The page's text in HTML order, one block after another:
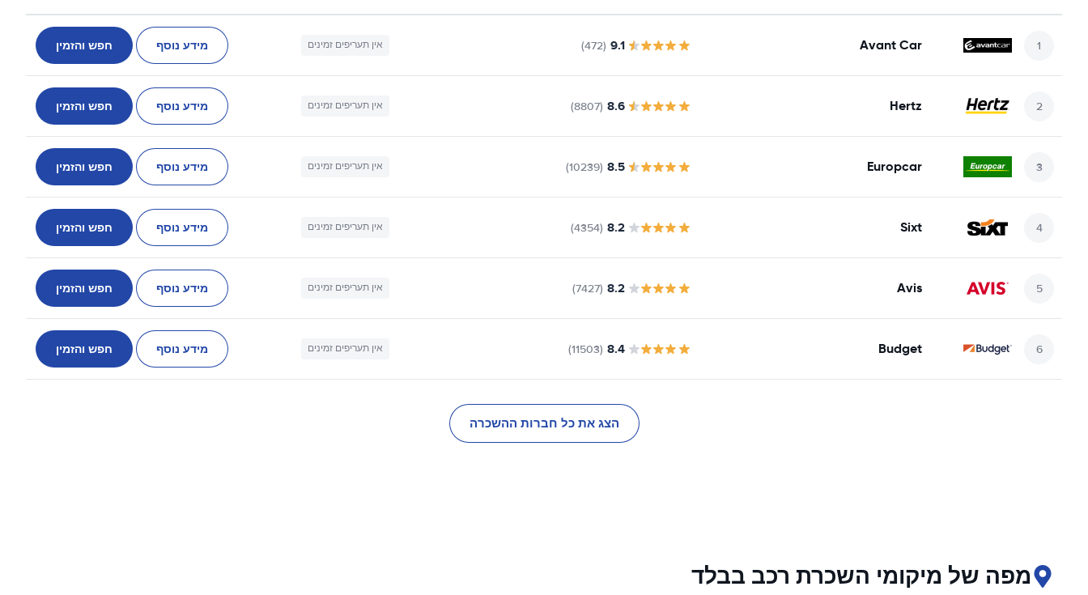
Avant Car
9.1
(472) אין תעריפים זמינים מידע נוסף חפש והזמין
Hertz
8.6
(8807) אין תעריפים זמינים מידע נוסף חפש והזמין
Europcar
8.5
(10239) אין תעריפים זמינים מידע נוסף חפש והזמין
Sixt
8.2
(4354) אין תעריפים זמינים מידע נוסף חפש והזמין
Avis
8.2
(7427) אין תעריפים זמינים מידע נוסף חפש והזמין
Budget
8.4
(11503) אין תעריפים זמינים מידע נוסף חפש והזמין
הצג את כל חברות ההשכרה
מפה של מיקומי השכרת רכב בבלד